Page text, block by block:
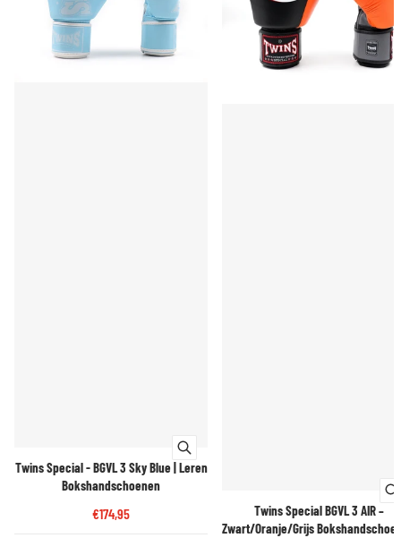
Twins Special - BGVL 3 Sky Blue | Leren
Bokshandschoenen
€174,95
Twins Special BGVL 3 AIR –
Zwart/Oranje/Grijs